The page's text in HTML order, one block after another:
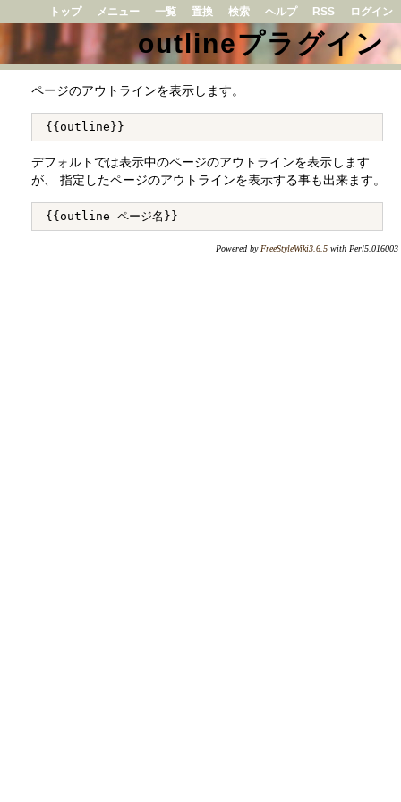
トップ メニュー 一覧 置換 検索 ヘルプ RSS ログイン
outlineプラグイン
ページのアウトラインを表示します。
デフォルトでは表示中のページのアウトラインを表示します
が、 指定したページのアウトラインを表示する事も出来ます。
Powered by FreeStyleWiki3.6.5 with Perl5.016003